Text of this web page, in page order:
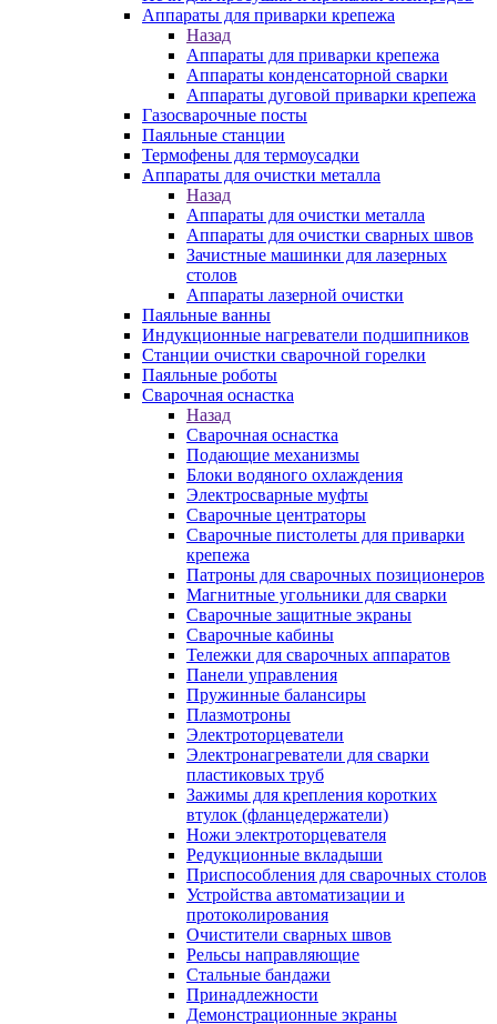
Аппараты для приварки крепежа
Назад
Аппараты для приварки крепежа
Аппараты конденсаторной сварки
Аппараты дуговой приварки крепежа
Газосварочные посты
Паяльные станции
Термофены для термоусадки
Аппараты для очистки металла
Назад
Аппараты для очистки металла
Аппараты для очистки сварных швов
Зачистные машинки для лазерных
столов
Аппараты лазерной очистки
Паяльные ванны
Индукционные нагреватели подшипников
Станции очистки сварочной горелки
Паяльные роботы
Сварочная оснастка
Назад
Сварочная оснастка
Подающие механизмы
Блоки водяного охлаждения
Электросварные муфты
Сварочные центраторы
Сварочные пистолеты для приварки
крепежа
Патроны для сварочных позиционеров
Магнитные угольники для сварки
Сварочные защитные экраны
Сварочные кабины
Тележки для сварочных аппаратов
Панели управления
Пружинные балансиры
Плазмотроны
Электроторцеватели
Электронагреватели для сварки
пластиковых труб
Зажимы для крепления коротких
втулок (фланцедержатели)
Ножи электроторцевателя
Редукционные вкладыши
Приспособления для сварочных столов
Устройства автоматизации и
протоколирования
Очистители сварных швов
Рельсы направляющие
Стальные бандажи
Принадлежности
Демонстрационные экраны